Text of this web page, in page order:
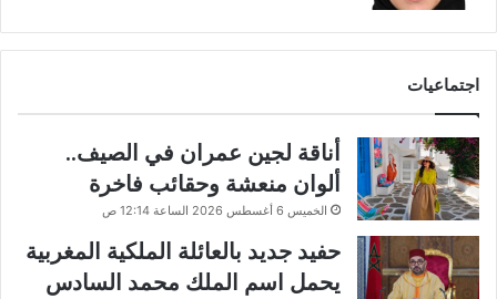
اجتماعيات
أناقة لجين عمران في الصيف..
ألوان منعشة وحقائب فاخرة
الخميس 6 أغسطس 2026 الساعة 12:14 ص
حفيد جديد بالعائلة الملكية المغربية
يحمل اسم الملك محمد السادس